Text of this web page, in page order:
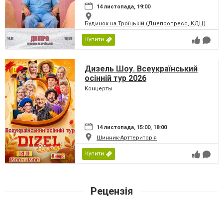
14 листопада, 19:00
Будинок на Троїцькій (Днепропресс, КДЦ)
Купити
Дизель Шоу. Всеукраїнський
осінній тур 2026
Концерты
14 листопада, 15:00, 18:00
Шинник-Арттериторія
Купити
Рецензія